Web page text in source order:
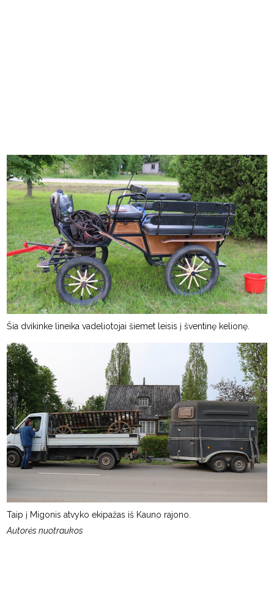
Šia dvikinke lineika vadeliotojai šiemet leisis į šventinę kelionę.
Taip į Migonis atvyko ekipažas iš Kauno rajono.
Autorės nuotraukos